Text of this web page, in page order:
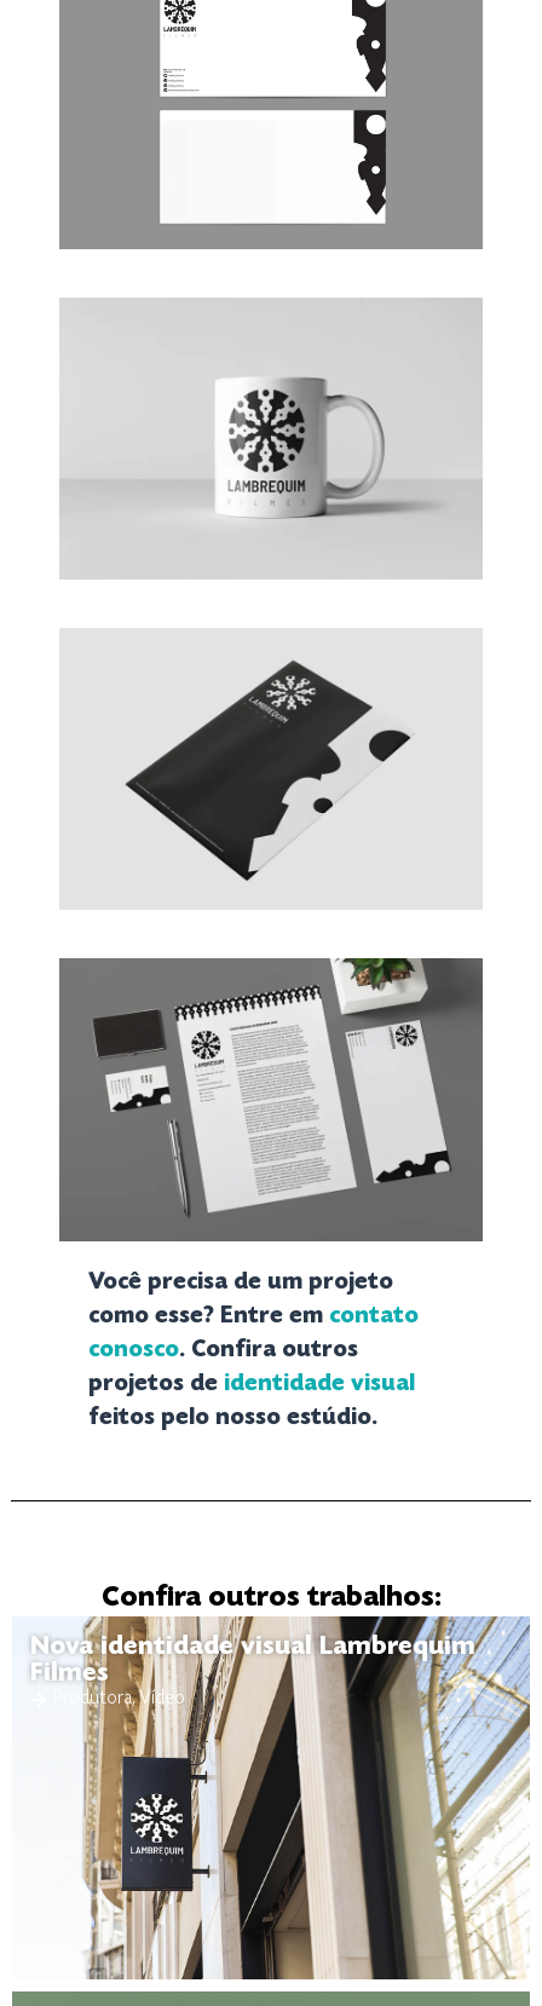
Você precisa de um projeto
como esse? Entre em contato
conosco. Confira outros
projetos de identidade visual
feitos pelo nosso estúdio.
Confira outros trabalhos:
Nova identidade visual Lambrequim
Filmes
Produtora,Vídeo